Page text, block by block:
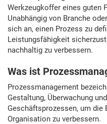
springen
Werkzeugkoffer eines guten
Unabhängig von Branche
sich an, einen Prozess zu
Leistungsfähigkeit
nachhaltig zu verbessern.
Was ist
Prozessmanagement
Gestaltung, Überwachung
Geschäftsprozessen, um
Organisation zu verbessern.